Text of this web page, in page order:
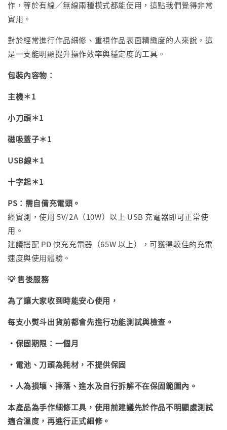
作，等於有線／無線兩種模式都能使用，這點我們覺得非常
實用。
對於經常進行作品細修、重視作品表面精緻度的人來說，這
是一支能明顯提升操作效率與穩定度的工具。
包裝內容物：
主機＊1
小刀頭＊1
磁吸蓋子＊1
USB線＊1
十字起＊1
PS：需自備充電頭。
經實測，使用 5V/2A（10W）以上 USB 充電器即可正常使
用。
建議搭配 PD 快充充電器（65W 以上），可獲得較佳的充電
速度與使用體驗。
💡 售後服務
為了讓大家收到時能安心使用，
每支小熨斗出貨前都會先進行功能測試與檢查。
・保固期限：一個月
・電池、刀頭為耗材，不提供保固
・ 人為損壞、摔落、進水及自行拆解不在保固範圍內。
本產品為手作細修工具，使用前建議先於作品不明顯處測試
適合溫度，再進行正式細修。